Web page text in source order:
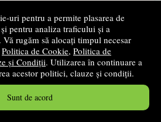
uri pentru a permite plasarea de
pentru analiza traficului și a
rugăm să alocați timpul necesar
Politica de Cookie, Politica de
și Condiții. Utilizarea în continuare a
acestor politici, clauze și condiții.
Sunt de acord
+